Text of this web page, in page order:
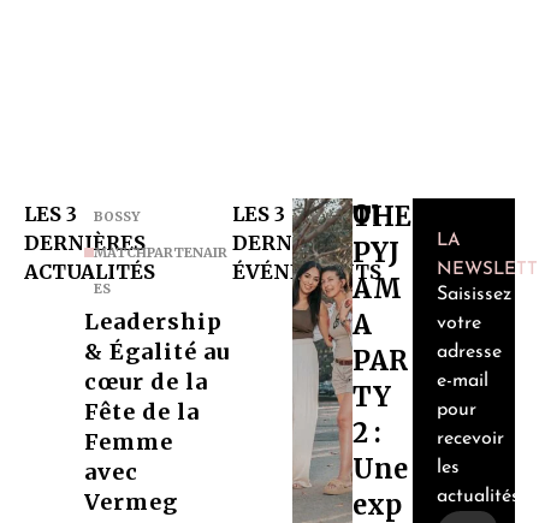
LES 3
DERNIÈRES
ACTUALITÉS
BOSSY
MATCHPARTENAIR
ES
Leadership
& Égalité au
cœur de la
Fête de la
Femme
avec
Vermeg
LES 3
DERNIERS
ÉVÉNEMENTS
01
THE
PYJ
AM
A
PAR
TY
2 :
Une
exp
LA
Saisissez
votre
adresse
e-mail
pour
recevoir
les
actualités